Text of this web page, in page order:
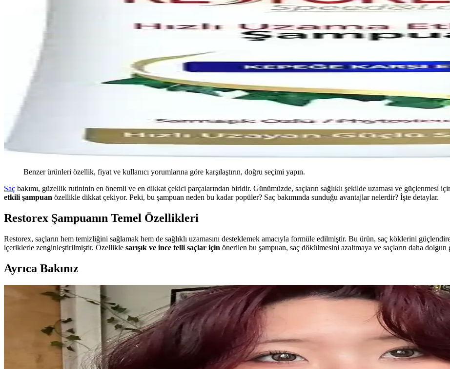
Benzer ürünleri özellik, fiyat ve kullanıcı yorumlarına göre karşılaştırın, doğru seçimi yapın.
Saç bakımı, güzellik rutininin en önemli ve en dikkat çekici parçalarından biridir. Günümüzde, saçların sağlıklı şekilde uzaması ve güçlenmesi
etkili şampuan özellikle dikkat çekiyor. Peki, bu şampuan neden bu kadar popüler? Saç bakımında sunduğu avantajlar nelerdir? İşte detaylar.
Restorex Şampuanın Temel Özellikleri
Restorex, saçların hem temizliğini sağlamak hem de sağlıklı uzamasını desteklemek amacıyla formüle edilmiştir. Bu ürün, saç köklerini
içeriklerle zenginleştirilmiştir. Özellikle sarışık ve ince telli saçlar için önerilen bu şampuan, saç dökülmesini azaltmaya ve saçların daha dolgun
Ayrıca Bakınız
Orginx Hızlı Saç Uzatma Serumu ve Kara Sarımsak Yağı ile Saç Sağlığında Yeni Dönem
Orginx'in saç uzatma serumu ve kara sarımsak yağı, saç sağlığını destekleyerek dökülmeyi azaltır, güçlendirir ve parlaklık kazandırır. Düzenli
Dermalute Saç Koruma Şampuanı pH 5.5 ile Saç Sağlığını Güçlendiren Etkili Çözüm
Dermalute Saç Koruma Şampuanı, pH 5.5 değeriyle saç derisini koruyarak saç dökülmesini azaltır ve sağlıklı, parlak saçlar sağlar. Tüm saç